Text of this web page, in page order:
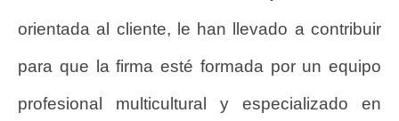
orientada al cliente, le han llevado a contribuir
para que la firma esté formada por un equipo
profesional multicultural y especializado en